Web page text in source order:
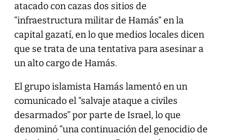
atacado con cazas dos sitios de
“infraestructura militar de Hamás” en la
capital gazatí, en lo que medios locales dicen
que se trata de una tentativa para asesinar a
un alto cargo de Hamás.
El grupo islamista Hamás lamentó en un
comunicado el “salvaje ataque a civiles
desarmados” por parte de Israel, lo que
denominó “una continuación del genocidio de